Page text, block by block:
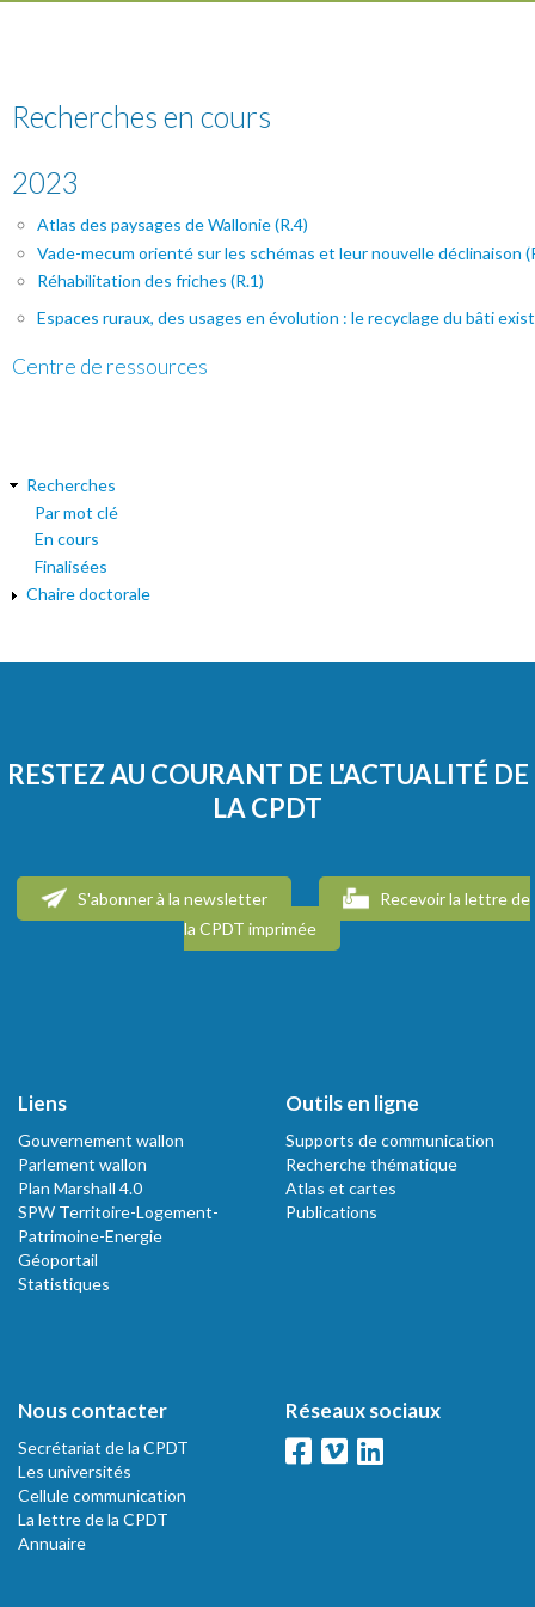
Recherches
Par mot clé
En cours
Finalisées
Chaire doctorale
Recherches en cours
2023
Atlas des paysages de Wallonie (R.4)
Vade-mecum orienté sur les schémas et leur nouvelle déclinaison
Réhabilitation des friches (R.1)
Espaces ruraux, des usages en évolution : le recyclage du bâti
Centre de ressources
RESTEZ AU COURANT DE L'ACTUALITÉ DE
LA CPDT
S'abonner à la newsletter
Recevoir la lettre de
la CPDT imprimée
Liens
Gouvernement wallon
Parlement wallon
Plan Marshall 4.0
SPW Territoire-Logement-
Patrimoine-Energie
Géoportail
Statistiques
Outils en ligne
Supports de communication
Recherche thématique
Atlas et cartes
Publications
Nous contacter
Secrétariat de la CPDT
Les universités
Cellule communication
La lettre de la CPDT
Annuaire
Réseaux sociaux